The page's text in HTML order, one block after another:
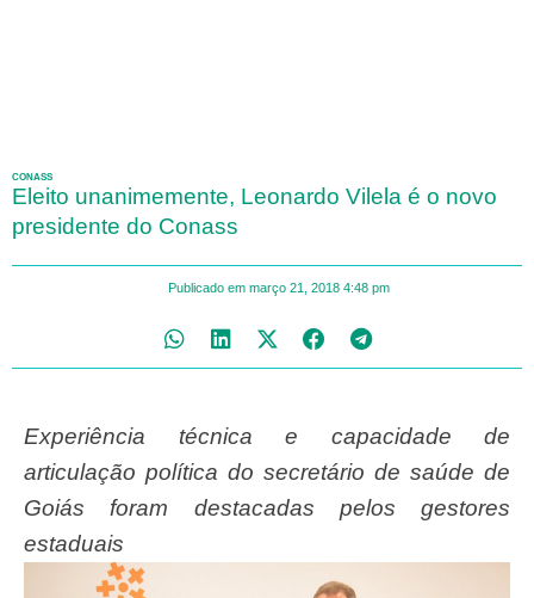
CONASS
Eleito unanimemente, Leonardo Vilela é o novo
presidente do Conass
Publicado em março 21, 2018 4:48 pm
Experiência técnica e capacidade de
articulação política do secretário de saúde de
Goiás foram destacadas pelos gestores
estaduais